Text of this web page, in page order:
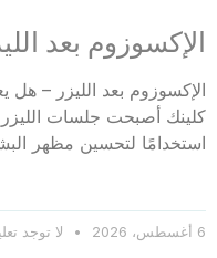
الإكسوزوم بعد
الإكسوزوم بعد الليزر – هل
كلينك أصبحت جلسات الليزر
استخدامًا لتحسين مظهر
6 أغسطس، 2026 لا توجد